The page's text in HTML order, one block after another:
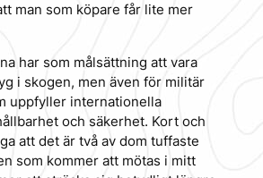
man som köpare får lite mer
har som målsättning att vara
i skogen, men även för militär
uppfyller internationella
och säkerhet. Kort och
att det är två av dom tuffaste
som kommer att mötas i mitt